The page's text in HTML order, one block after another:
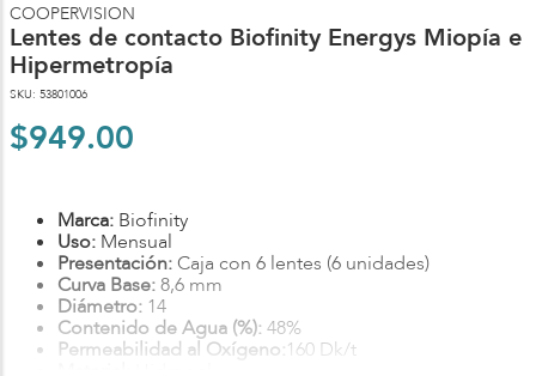
COOPERVISION
Lentes de contacto Biofinity Energys Miopía e
Hipermetropía
SKU: 53801006
$949.00
Marca: Biofinity
Uso: Mensual
Presentación:Caja con 6 lentes (6 unidades)
Curva Base:8,6 mm
Diámetro: 14
Contenido de Agua (%): 48%
Permeabilidad al Oxígeno:160 Dk/t